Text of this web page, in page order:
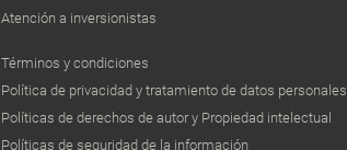
Atención a inversionistas
Términos y condiciones
Política de privacidad y tratamiento de datos personales
Políticas de derechos de autor y Propiedad intelectual
Políticas de seguridad de la información